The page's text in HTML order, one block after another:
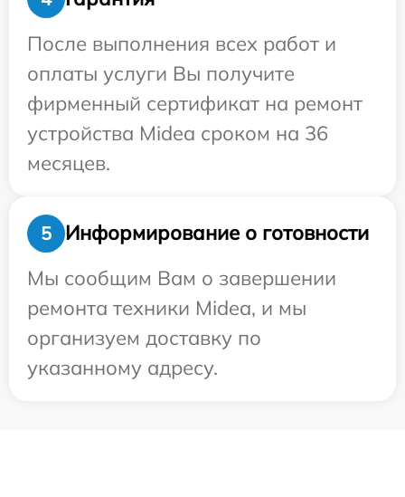
После выполнения всех работ и
оплаты услуги Вы получите
фирменный сертификат на ремонт
устройства Midea сроком на 36
месяцев.
5
Информирование о готовности
Мы сообщим Вам о завершении
ремонта техники Midea, и мы
организуем доставку по
указанному адресу.